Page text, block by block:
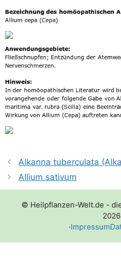
Alkanna tuberculata
Allium sativum
© Heilpflanzen-Welt.de -
2026
·Impressum